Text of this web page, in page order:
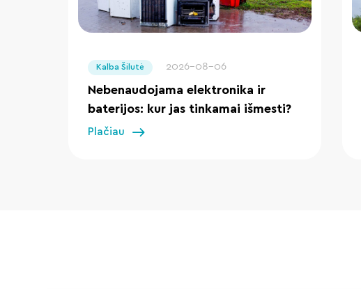
Kalba Šilutė 2026-08-06
Nebenaudojama elektronika ir
baterijos: kur jas tinkamai išmesti?
Plačiau